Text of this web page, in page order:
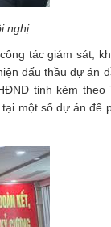
nghị
tác giám sát,
đấu thầu dự án
tỉnh kèm
một số dự án để